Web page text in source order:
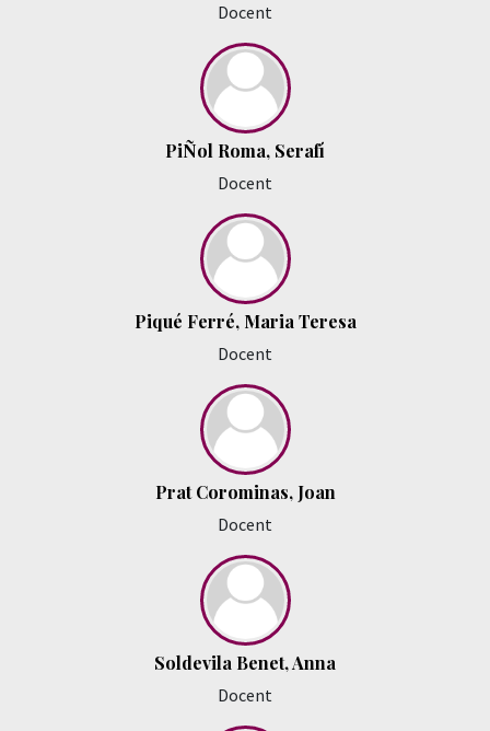
Docent
PiÑol Roma, Serafí
Docent
Piqué Ferré, Maria Teresa
Docent
Prat Corominas, Joan
Docent
Soldevila Benet, Anna
Docent